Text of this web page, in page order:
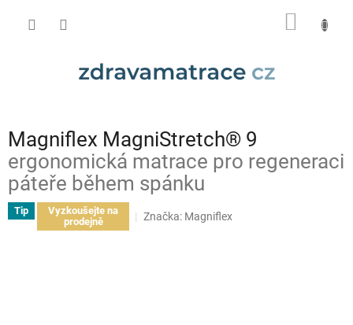
Magniflex MagniStretch® 9
ergonomická matrace pro regeneraci
páteře během spánku
Tip
Vyzkoušejte na
prodejně
Značka: Magniflex